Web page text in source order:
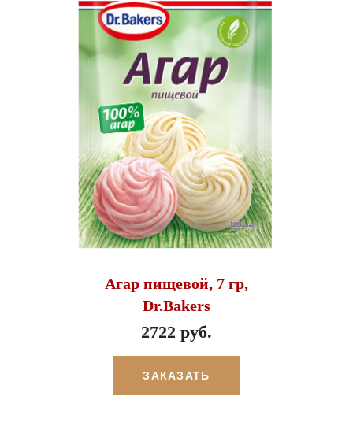
Агар пищевой, 7 гр,
Dr.Bakers
2722 руб.
ЗАКАЗАТЬ